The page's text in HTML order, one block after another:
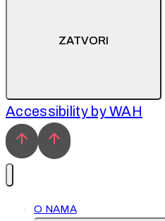
ZATVORI
Accessibility by WAH
O NAMA